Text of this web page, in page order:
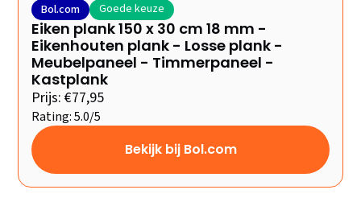
Bol.com Goede keuze
Eiken plank 150 x 30 cm 18 mm -
Eikenhouten plank - Losse plank -
Meubelpaneel - Timmerpaneel -
Kastplank
Prijs: €77,95
Rating: 5.0/5
Bekijk bij Bol.com